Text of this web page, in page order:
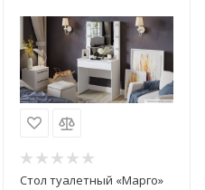
Стол туалетный «Марго»